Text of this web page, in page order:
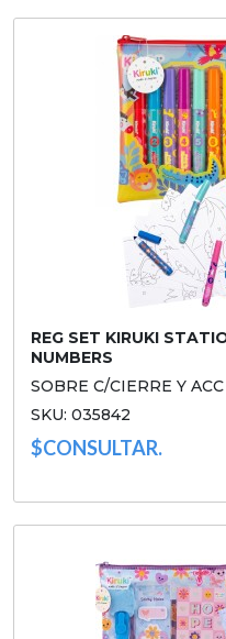
REG SET KIRUKI
NUMBERS
SOBRE C/CIERRE Y ACC
SKU: 035842
$CONSULTAR.